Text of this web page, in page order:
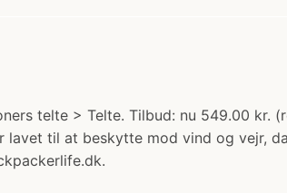
telte > Telte. Tilbud: nu 549.00 kr.
til at beskytte mod vind og vejr,